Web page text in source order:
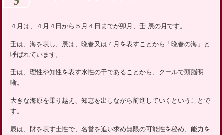
テ
へ
ス
キ
ッ
プ
４月は、４月４日から５月４日までが卯月、壬 辰の月です。
壬は、海を表し、辰は、晩春又は４月を表すことから「晩春の海」と
呼ばれています。
壬は、理性や知性を表す水性の干であることから、クールで頭脳明
晰。
大きな海原を乗り越え、知恵を出しながら前進していくということで
す。
辰は、財を表す土性で、名誉を追い求め無限の可能性を秘め、能力を